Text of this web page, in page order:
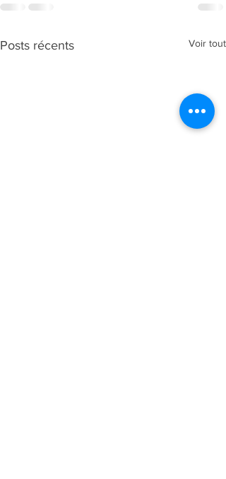
Posts récents Voir tout